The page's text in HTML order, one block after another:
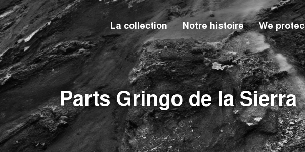
La collection Notre histoire We protect
Parts Gringo de la Sierra